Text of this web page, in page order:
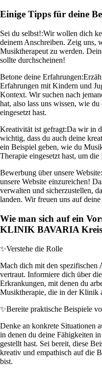
Einige Tipps für deine
Sei du selbst!:Wir wollen dich
deinem Anschreiben. Zeig uns,
Musiktherapeut zu werden.
sollte durchscheinen!
Betone deine Erfahrungen:
Erfahrungen mit Kindern und
Kontext. Wir suchen nach
hat, also lass uns wissen, wie
eingesetzt hast.
Kreativität ist gefragt:Da wir in
wichtig, dass du auch deine
ein Beispiel geben, wie du
Therapie eingesetzt hast, um
Bewerbung über unsere Website:
unsere Website einzureichen!
verwalten und sicherzustellen,
landen. Wir freuen uns auf
Wie man sich auf ein
KLINIK BAVARIA
✨Verstehe die Rolle
Mach dich mit den spezifischen
vertraut. Informiere dich über
Erkrankungen, mit denen du
Musiktherapie, die in der Klinik
✨Bereite praktische Beispiele
Denke an konkrete Situationen
in denen du deine Fähigkeiten
gestellt hast. Sei bereit, diese
kreativ und empathisch auf die
bist.